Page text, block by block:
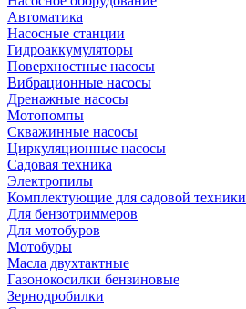
Автоматика
Насосные станции
Гидроаккумуляторы
Поверхностные насосы
Вибрационные насосы
Дренажные насосы
Мотопомпы
Скважинные насосы
Циркуляционные насосы
Садовая техника
Электропилы
Комплектующие для садовой техники
Для бензотриммеров
Для мотобуров
Мотобуры
Масла двухтактные
Газонокосилки бензиновые
Зернодробилки